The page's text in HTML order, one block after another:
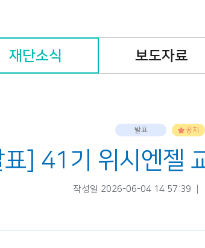
재단소식 보도자료
발표 공지
표] 41기 위시엔젤
작성일 2026-06-04 14:57:39